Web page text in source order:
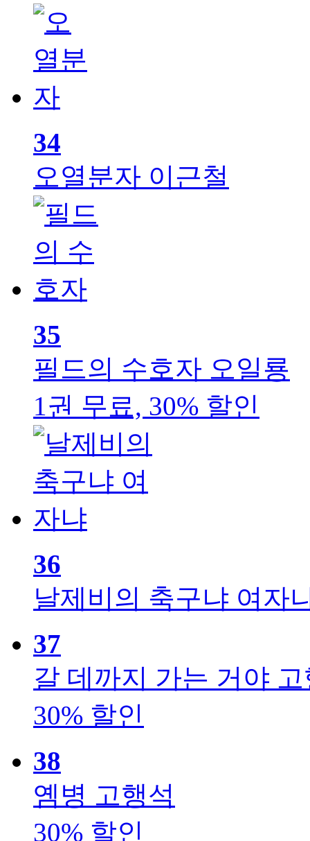
34
오열분자 이근철
35
필드의 수호자 오일룡
1권 무료, 30% 할인
36
날제비의 축구냐 여자
37
갈 데까지 가는 거야
30% 할인
38
옘병 고행석
30% 할인